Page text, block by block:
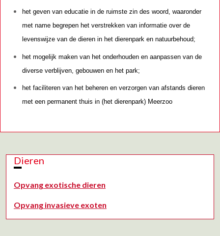
het geven van educatie in de ruimste zin des woord, waaronder
met name begrepen het verstrekken van informatie over de
levenswijze van de dieren in het dierenpark en natuurbehoud;
het mogelijk maken van het onderhouden en aanpassen van de
diverse verblijven, gebouwen en het park;
het faciliteren van het beheren en verzorgen van afstands dieren
met een permanent thuis in (het dierenpark) Meerzoo
Dieren
Opvang exotische dieren
Opvang invasieve exoten